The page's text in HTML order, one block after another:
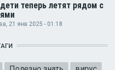
теперь летят рядом с
, 21 янв 2025 - 01:18